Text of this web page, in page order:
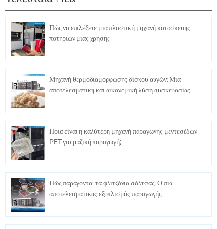
Πώς να επιλέξετε μια πλαστική μηχανή κατασκευής
ποτηριών μιας χρήσης
Μηχανή θερμοδιαμόρφωσης δίσκου αυγών: Μια
αποτελεσματική και οικονομική λύση συσκευασίας
Ποια είναι η καλύτερη μηχανή παραγωγής μεντεσέδων
PET για μαζική παραγωγή;
Πώς παράγονται τα φλιτζάνια σάλτσας; Ο πιο
αποτελεσματικός εξοπλισμός παραγωγής